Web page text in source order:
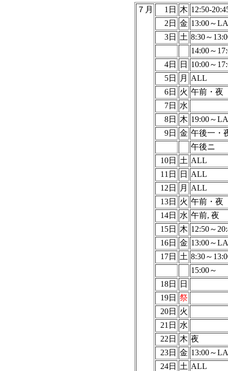
７月 1日 木 12:50-
2日 金 13:00～
3日
土 8:30～
14:00～
4日
日
10:00～
5日
月
ALL
6日
火 午前・夜
7日
水
8日
木 19:00～
9日 金 午後一・
午後ニ
10日
土 ALL
11日
日
ALL
12日
月
ALL
13日
火 午前・夜
14日
水 午前, 夜
15日
木 12:50～
16日 金 13:00～
17日
土 8:30～
15:00～
18日
日
19日 祭
20日
火
21日
水
22日
木 夜
23日 金 13:00～
24日
土 ALL